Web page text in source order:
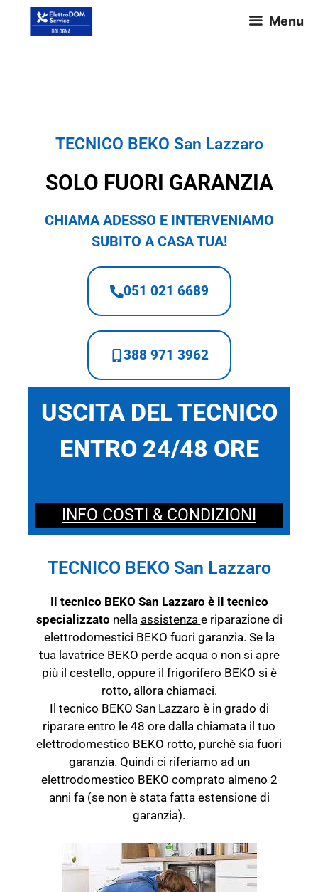
Menu
TECNICO BEKO San Lazzaro
SOLO FUORI GARANZIA
CHIAMA ADESSO E INTERVENIAMO
SUBITO A CASA TUA!
051 021 6689
388 971 3962
USCITA DEL TECNICO
ENTRO 24/48 ORE
INFO COSTI & CONDIZIONI
TECNICO BEKO San Lazzaro
Il tecnico BEKO San Lazzaro è il tecnico
specializzato nella assistenza e riparazione di
elettrodomestici BEKO fuori garanzia. Se la
tua lavatrice BEKO perde acqua o non si apre
più il cestello, oppure il frigorifero BEKO si è
rotto, allora chiamaci.
Il tecnico BEKO San Lazzaro è in grado di
riparare entro le 48 ore dalla chiamata il tuo
elettrodomestico BEKO rotto, purchè sia fuori
garanzia. Quindi ci riferiamo ad un
elettrodomestico BEKO comprato almeno 2
anni fa (se non è stata fatta estensione di
garanzia).